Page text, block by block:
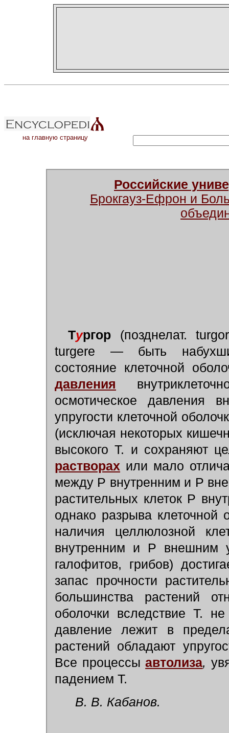
на главную страницу
Российские
Брокгауз-Ефрон и
Тургор (позднелат.
turgere — быть
состояние клеточной
давления
осмотическое давления
упругости клеточной
(исключая некоторых
высокого Т. и сохраняют
растворах или мало
между Р внутренним и Р
растительных клеток Р
однако разрыва клеточной
наличия целлюлозной
внутренним и Р внешним
галофитов, грибов)
запас прочности
большинства растений
оболочки вследствие Т.
давление лежит в
растений обладают
Все процессыавтолиза,
падением Т.
В. В. Кабанов.